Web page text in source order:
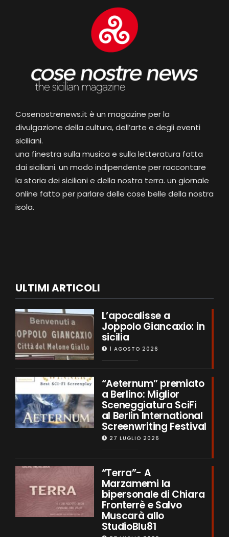
Cosenostrenews.it è un magazine per la
divulgazione della cultura, dell’arte e degli eventi
siciliani.
una finestra sulla musica e sulla letteratura fatta
dai siciliani. un modo indipendente per raccontare
la storia dei siciliani e della nostra terra. un giornale
online fatto per parlare delle cose belle della nostra
isola.
ULTIMI ARTICOLI
L’apocalisse a
Joppolo Giancaxio: in
sicilia
1 AGOSTO 2026
“Aeternum” premiato
a Berlino: Miglior
Sceneggiatura SciFi
al Berlin International
Screenwriting Festival
27 LUGLIO 2026
“Terra”- A
Marzamemi la
bipersonale di Chiara
Fronterrè e Salvo
Muscarà allo
StudioBlu81